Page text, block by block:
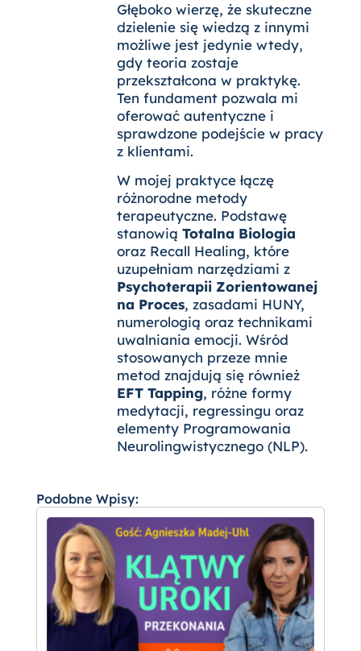
Głęboko wierzę, że skuteczne
dzielenie się wiedzą z innymi
możliwe jest jedynie wtedy,
gdy teoria zostaje
przekształcona w praktykę.
Ten fundament pozwala mi
oferować autentyczne i
sprawdzone podejście w pracy
z klientami.
W mojej praktyce łączę
różnorodne metody
terapeutyczne. Podstawę
stanowią Totalna Biologia
oraz Recall Healing, które
uzupełniam narzędziami z
Psychoterapii Zorientowanej
na Proces, zasadami HUNY,
numerologią oraz technikami
uwalniania emocji. Wśród
stosowanych przeze mnie
metod znajdują się również
EFT Tapping, różne formy
medytacji, regressingu oraz
elementy Programowania
Neurolingwistycznego (NLP).
Podobne Wpisy: